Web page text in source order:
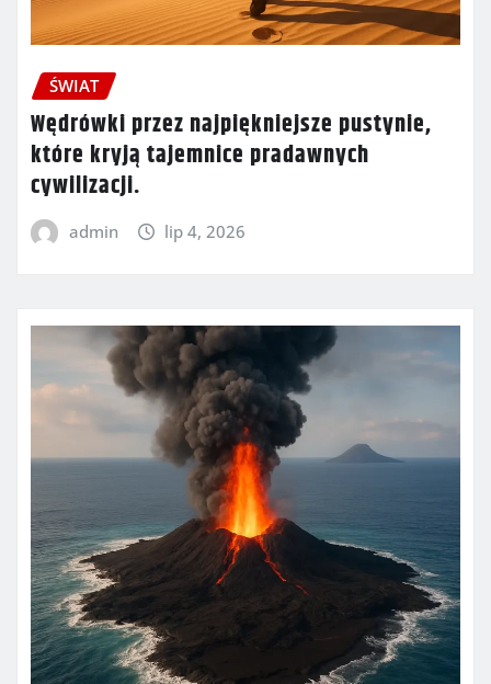
ŚWIAT
Wędrówki przez najpiękniejsze pustynie,
które kryją tajemnice pradawnych
cywilizacji.
admin lip 4, 2026